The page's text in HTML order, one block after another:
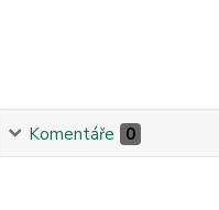
Komentáře 0